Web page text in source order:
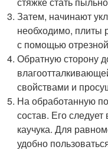
Затем, начинают
необходимо, плиты
с помощью
Обратную сторону
свойствами и
На обработанную
состав. Его
каучука. Для
удобно